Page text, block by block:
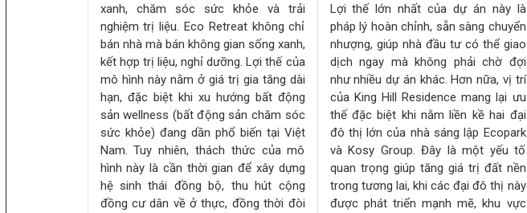
xanh, chăm sóc sức khỏe và trải
nghiệm trị liệu. Eco Retreat không chỉ
bán nhà mà bán không gian sống xanh,
kết hợp trị liệu, nghỉ dưỡng. Lợi thế của
mô hình này nằm ở giá trị gia tăng dài
hạn, đặc biệt khi xu hướng bất động
sản wellness (bất động sản chăm sóc
sức khỏe) đang dần phổ biến tại Việt
Nam. Tuy nhiên, thách thức của mô
hình này là cần thời gian để xây dựng
hệ sinh thái đồng bộ, thu hút cộng
đồng cư dân về ở thực, đồng thời đòi
Lợi thế lớn nhất của dự án này là
pháp lý hoàn chỉnh, sẵn sàng chuyển
nhượng, giúp nhà đầu tư có thể giao
dịch ngay mà không phải chờ đợi
như nhiều dự án khác. Hơn nữa, vị trí
của King Hill Residence mang lại ưu
thế đặc biệt khi nằm liền kề hai đại
đô thị lớn của nhà sáng lập Ecopark
và Kosy Group. Đây là một yếu tố
quan trọng giúp tăng giá trị đất nền
trong tương lai, khi các đại đô thị này
được phát triển mạnh mẽ, khu vực